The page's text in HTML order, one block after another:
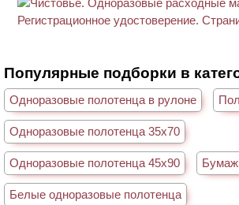
Популярные подборки в
Одноразовые полотенца в рулоне
Одноразовые полотенца 35х70
Одноразовые полотенца 45х90
Белые одноразовые полотенца